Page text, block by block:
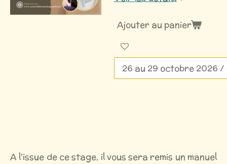
Ajouter au panier
A l'issue de ce stage, il vous sera remis un manuel